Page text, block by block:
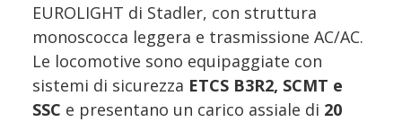
EUROLIGHT di Stadler, con struttura
monoscocca leggera e trasmissione AC/AC.
Le locomotive sono equipaggiate con
sistemi di sicurezza ETCS B3R2, SCMT e
SSC e presentano un carico assiale di 20